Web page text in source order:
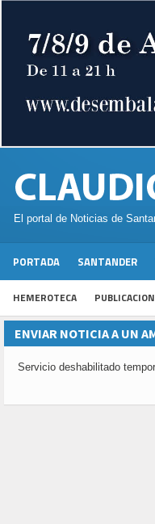
El portal de Noticias de
PORTADA SANTANDER
HEMEROTECA
ENVIAR NOTICIA A UN
Servicio deshabilitado